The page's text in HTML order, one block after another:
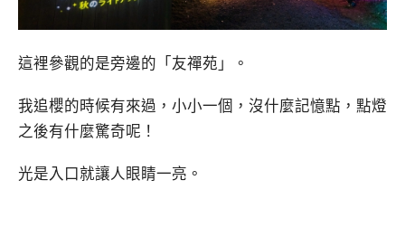
這裡參觀的是旁邊的「友禪苑」。
我追櫻的時候有來過，小小一個，沒什麼記憶點，點燈
之後有什麼驚奇呢！
光是入口就讓人眼睛一亮。